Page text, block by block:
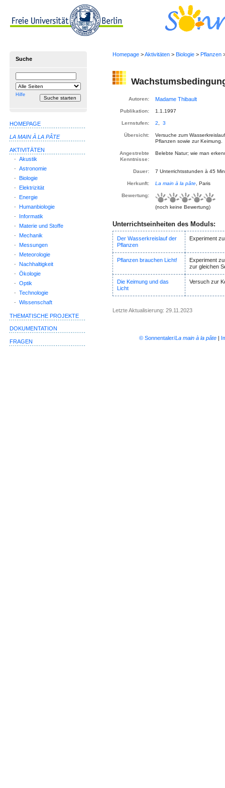
Homepage >Aktivitäten > Biologie > Pflanzen
Autoren:
Publikation: 1.1.1997
Lernstufen: 2 3
Übersicht:
Versuche zum
Pflanzen sowie zur Keimung.
Angestrebte
Kenntnisse:
Belebte Natur; wie man
Dauer: 7 Unterrichtsstunden à 45
Herkunft: La main à la pâte , Paris
Bewertung:
(noch keine Bewertung)
Unterrichtseinheiten des Moduls:
Der Wasserkreislauf der
Pflanzen
Experiment
Pflanzen brauchen Licht!
Experiment
zur gleichen
Die Keimung und das
Licht
Versuch zur
Letzte Aktualisierung: 29.11.2023
© Sonnentaler/La main à la pâte|
Suche
einschränken
Hilfe
HOMEPAGE
LA MAIN À LA PÂTE
AKTIVITÄTEN
- Akustik
- Astronomie
- Biologie
- Elektrizität
- Energie
- Humanbiologie
-
Informatik
- Materie und Stoffe
- Mechanik
- Messungen
- Meteorologie
- Nachhaltigkeit
- Ökologie
- Optik
- Technologie
- Wissenschaft
THEMATISCHE PROJEKTE
DOKUMENTATION
FRAGEN